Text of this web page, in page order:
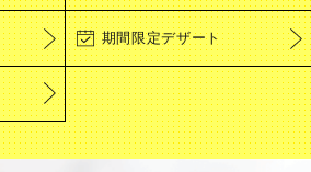
期間限定デザート